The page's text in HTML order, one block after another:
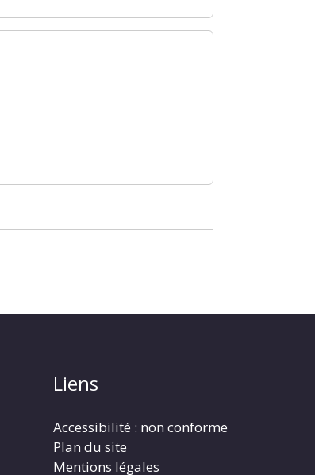
Liens
Accessibilité : non conforme
Plan du site
Mentions légales